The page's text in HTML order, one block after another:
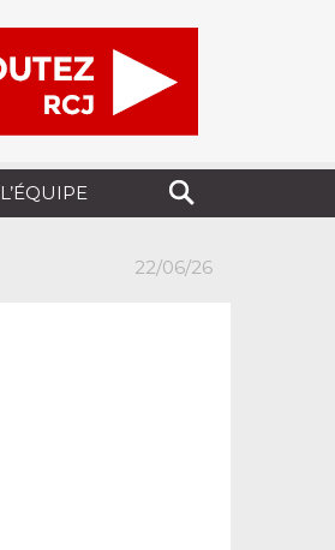
L’ÉQUIPE
22/06/26